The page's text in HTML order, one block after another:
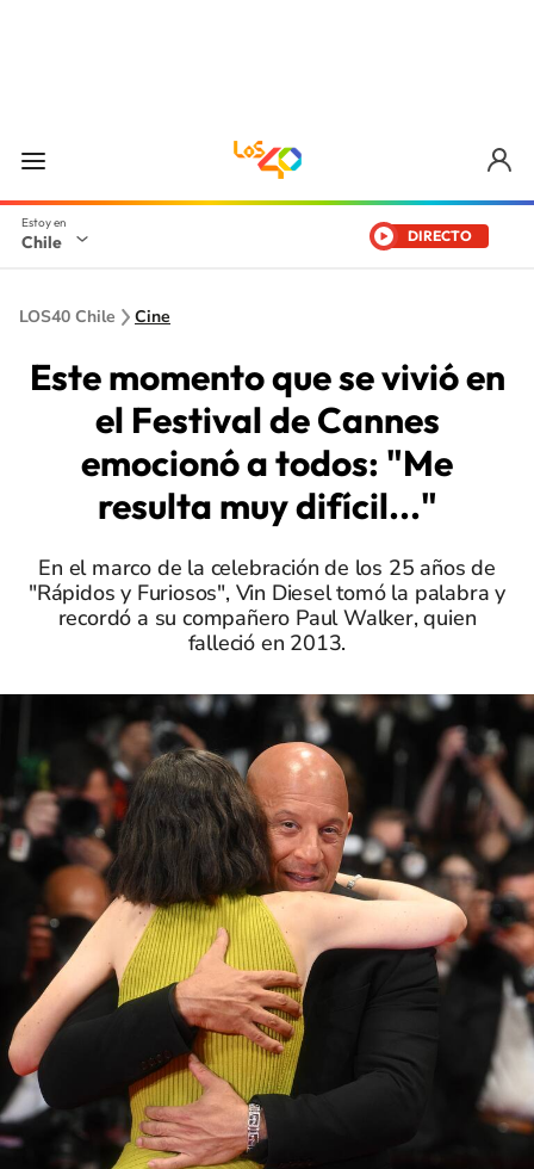
Chile DIRECTO
LOS40 Chile Cine
Este momento que se vivió en
el Festival de Cannes
emocionó a todos: "Me
resulta muy difícil..."
En el marco de la celebración de los 25 años de
"Rápidos y Furiosos", Vin Diesel tomó la palabra y
recordó a su compañero Paul Walker, quien
falleció en 2013.